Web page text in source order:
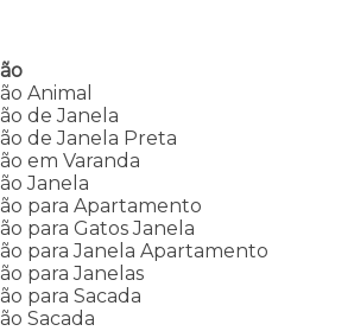
Animal
de Janela
de Janela Preta
em Varanda
Janela
para Apartamento
para Gatos Janela
para Janela Apartamento
para Janelas
para Sacada
Sacada